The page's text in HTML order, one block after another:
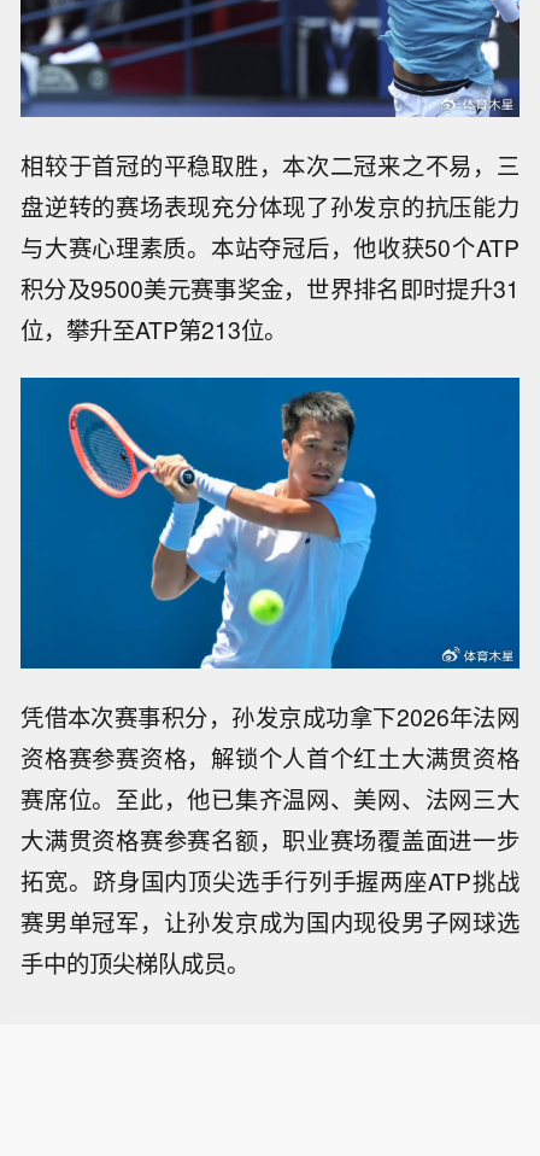
相较于首冠的平稳取胜，本次二冠来之不易，三
盘逆转的赛场表现充分体现了孙发京的抗压能力
与大赛心理素质。本站夺冠后，他收获50个ATP
积分及9500美元赛事奖金，世界排名即时提升31
位，攀升至ATP第213位。
凭借本次赛事积分，孙发京成功拿下2026年法网
资格赛参赛资格，解锁个人首个红土大满贯资格
赛席位。至此，他已集齐温网、美网、法网三大
大满贯资格赛参赛名额，职业赛场覆盖面进一步
拓宽。跻身国内顶尖选手行列手握两座ATP挑战
赛男单冠军，让孙发京成为国内现役男子网球选
手中的顶尖梯队成员。